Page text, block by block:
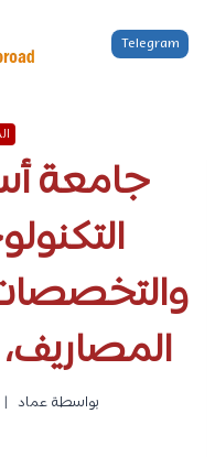
المحتوى
Telegram
جامعة
بواسطة عماد